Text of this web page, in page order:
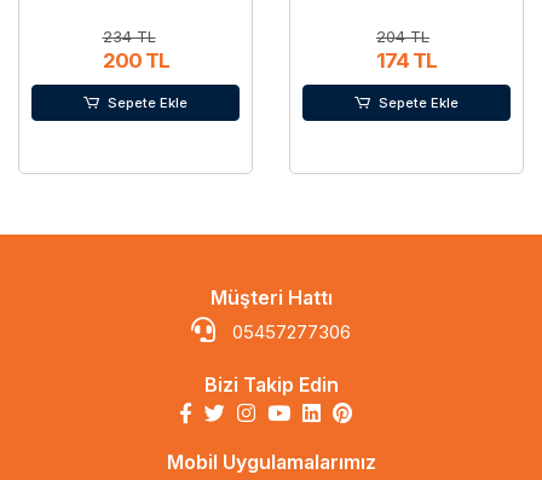
234 TL
200 TL
Sepete Ekle
204 TL
174 TL
Sepete Ekle
Müşteri Hattı
05457277306
Bizi Takip Edin
Mobil Uygulamalarımız